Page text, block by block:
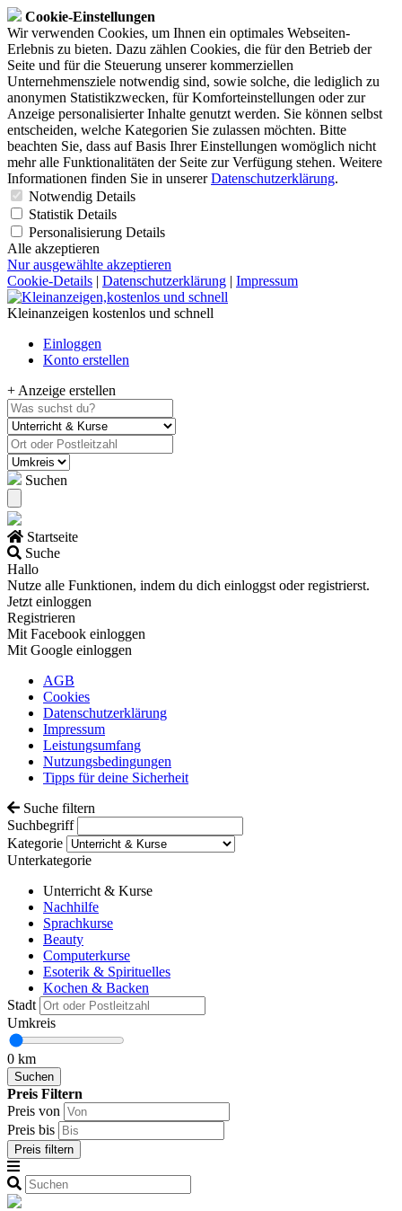
Cookie-Einstellungen
Wir verwenden Cookies, um Ihnen ein optimales Webseiten-
Erlebnis zu bieten. Dazu zählen Cookies, die für den Betrieb der
Seite und für die Steuerung unserer kommerziellen
Unternehmensziele notwendig sind, sowie solche, die lediglich zu
anonymen Statistikzwecken, für Komforteinstellungen oder zur
Anzeige personalisierter Inhalte genutzt werden. Sie können selbst
entscheiden, welche Kategorien Sie zulassen möchten. Bitte
beachten Sie, dass auf Basis Ihrer Einstellungen womöglich nicht
mehr alle Funktionalitäten der Seite zur Verfügung stehen. Weitere
Informationen finden Sie in unsererDatenschutzerklärung.
Notwendig Details
Statistik Details
Personalisierung Details
Alle akzeptieren
Nur ausgewählte akzeptieren
Cookie-Details | Datenschutzerklärung | Impressum
Kleinanzeigen kostenlos und schnell
Einloggen
Konto erstellen
+ Anzeige erstellen
Suchen
Startseite
Suche
Hallo
Nutze alle Funktionen, indem du dich einloggst oder registrierst.
Jetzt einloggen
Registrieren
Mit Facebook einloggen
Mit Google einloggen
AGB
Cookies
Datenschutzerklärung
Impressum
Leistungsumfang
Nutzungsbedingungen
Tipps für deine Sicherheit
Suche filtern
Suchbegriff
Kategorie
Unterkategorie
Unterricht & Kurse
Nachhilfe
Sprachkurse
Beauty
Computerkurse
Esoterik & Spirituelles
Kochen & Backen
Kunst & Gestaltung
Musik & Gesang
Sportkurse
Weiterbildung
Weitere
Stadt
Umkreis
0 km
Preis Filtern
Preis von
Preis bis